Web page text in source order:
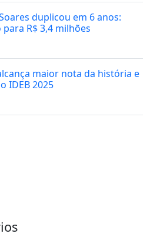
duplicou em 6 anos:
R$ 3,4 milhões
maior nota da história e
IDEB 2025